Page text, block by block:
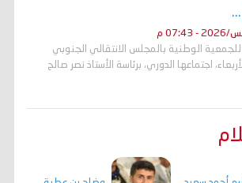
للجمعية الوطنية بالمجلس الانتقالي الجنوبي
اجتماعها الدوري، برئاسة الأستاذ نصر صالح